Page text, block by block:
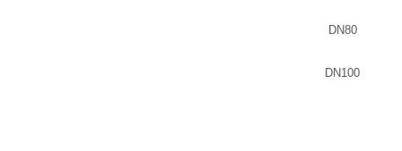
DN80
DN100